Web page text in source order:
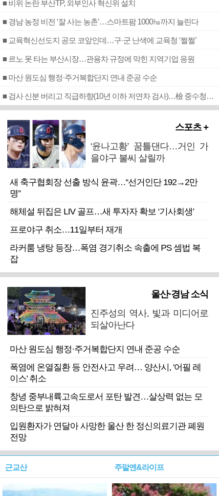
■ 비위 논란 부산TP, 외부인사 혁신위 설치
■ 경남 농정 비전 ‘잘 사는 농촌’…스마트팜 1000㏊까지 늘린다
■ 교육혁신선도지 공모 코앞인데…구·군 난색에 교육청 ‘쩔쩔’
■ 르노 못 타는 부산시장…관용차 규정에 막힌 지역기업 응원
■ 마산 원도심 행정·주거복합단지 연내 준공 수순
■ 검사 신분 버리고 직급하향(10년 이하 저연차 검사)…檢 중수청행 기피
스포츠 +
‘윤나고황’ 꿈틀댄다…거인 가
을야구 불씨 살릴까
새 축구협회장 선출 방식 윤곽…“선거인단 192→2만
명”
해체설 뒤집은 LIV 골프…새 투자자 확보 ‘기사회생’
프로야구 취소…11일부터 재개
라커룸 냉탕 등장…폭염 경기취소 속출에 PS 셈법 복
잡
울산·경남 소식
진주성의 역사, 빛과 미디어로
되살아난다
마산 원도심 행정·주거복합단지 연내 준공 수순
폭염에 온열질환 등 안전사고 우려… 양산시, '어필 레
이스' 취소
창녕 중부내륙고속도로서 포탄 발견…살상력 없는 모
의탄으로 밝혀져
입원환자가 연달아 사망한 울산 한 정신의료기관 폐원
전망
근교산 주말엔&라이프